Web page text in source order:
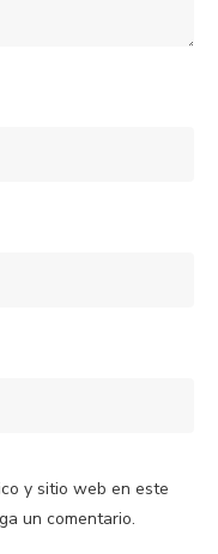
y sitio web en este
un comentario.